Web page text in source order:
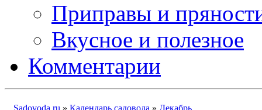
Приправы и
Вкусное и полезное
Комментарии
Sadovoda.ru » Календарь садовода » Декабрь